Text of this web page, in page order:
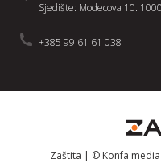
Sjedište: Modecova 10.
+385 99 61 61 038
Zaštita | © Konfa